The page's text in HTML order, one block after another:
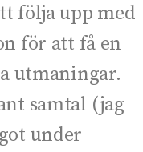
följa upp med
för att få en
utmaningar.
samtal (jag
under